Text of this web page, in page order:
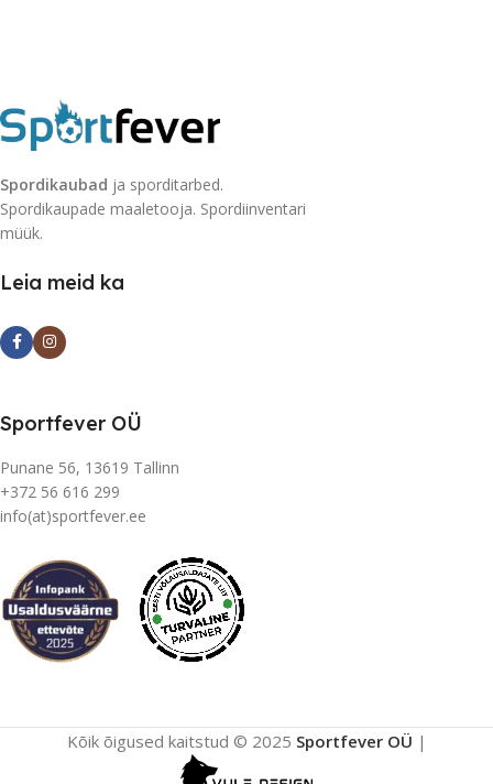
Spordikaubad ja sporditarbed.
Spordikaupade maaletooja. Spordiinventari
müük.
Leia meid ka
Sportfever OÜ
Punane 56, 13619 Tallinn
+372 56 616 299
info(at)sportfever.ee
Kõik õigused kaitstud © 2025 Sportfever OÜ |